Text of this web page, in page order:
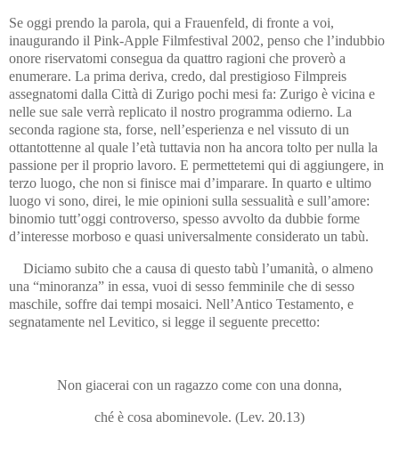
Se oggi prendo la parola, qui a Frauenfeld, di fronte a voi,
inaugurando il Pink-Apple Filmfestival 2002, penso che l’indubbio
onore riservatomi consegua da quattro ragioni che proverò a
enumerare. La prima deriva, credo, dal prestigioso Filmpreis
assegnatomi dalla Città di Zurigo pochi mesi fa: Zurigo è vicina e
nelle sue sale verrà replicato il nostro programma odierno. La
seconda ragione sta, forse, nell’esperienza e nel vissuto di un
ottantottenne al quale l’età tuttavia non ha ancora tolto per nulla la
passione per il proprio lavoro. E permettetemi qui di aggiungere, in
terzo luogo, che non si finisce mai d’imparare. In quarto e ultimo
luogo vi sono, direi, le mie opinioni sulla sessualità e sull’amore:
binomio tutt’oggi controverso, spesso avvolto da dubbie forme
d’interesse morboso e quasi universalmente considerato un tabù.
Diciamo subito che a causa di questo tabù l’umanità, o almeno
una “minoranza” in essa, vuoi di sesso femminile che di sesso
maschile, soffre dai tempi mosaici. Nell’Antico Testamento, e
segnatamente nel Levitico, si legge il seguente precetto:
Non giacerai con un ragazzo come con una donna,
ché è cosa abominevole. (Lev. 20.13)